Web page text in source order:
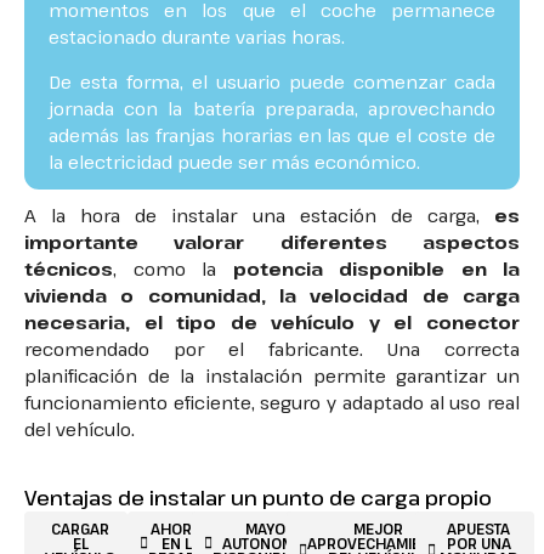
momentos en los que el coche permanece
estacionado durante varias horas.
De esta forma, el usuario puede comenzar cada
jornada con la batería preparada, aprovechando
además las franjas horarias en las que el coste de
la electricidad puede ser más económico.
A la hora de instalar una estación de carga, es
importante valorar diferentes aspectos
técnicos, como la potencia disponible en la
vivienda o comunidad, la velocidad de carga
necesaria, el tipo de vehículo y el conector
recomendado por el fabricante. Una correcta
planificación de la instalación permite garantizar un
funcionamiento eficiente, seguro y adaptado al uso real
del vehículo.
Ventajas de instalar un punto de carga propio
CARGAR
EL
AHORRO
EN LA
MAYOR
AUTONOMÍA Y
MEJOR
APROVECHAMIENTO
APUESTA
POR UNA